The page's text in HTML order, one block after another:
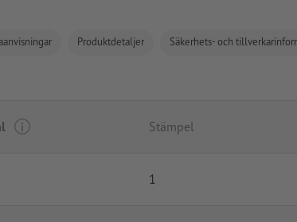
Produktdetaljer Säkerhets- och
Stämpel
1